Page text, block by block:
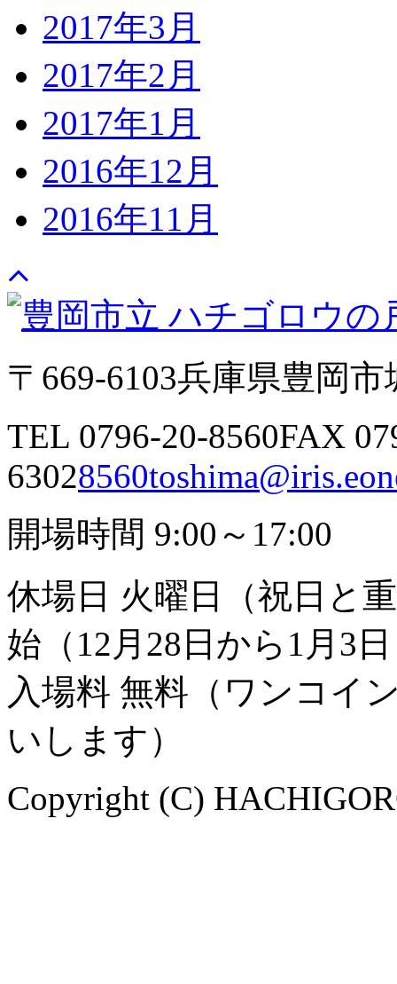
2017年3月
2017年2月
2017年1月
2016年12月
2016年11月
〒669-6103兵庫県豊岡市
TEL 0796-20-8560FAX
6302
開場時間 9:00～17:00
休場日 火曜日（祝日と
始（12月28日から1月3
入場料 無料（ワンコイ
いします）
Copyright (C)